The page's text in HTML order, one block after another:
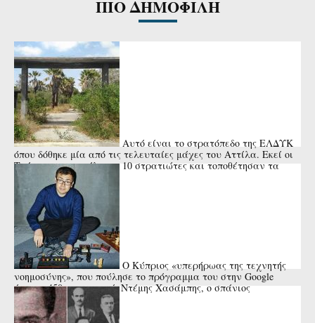
ΠΙΟ ΔΗΜΟΦΙΛΗ
Αυτό είναι το στρατόπεδο της ΕΛΔΥΚ
όπου δόθηκε μία από τις τελευταίες μάχες του Αττίλα. Εκεί οι
Τούρκοι αποκεφάλισαν 10 στρατιώτες και τοποθέτησαν τα
κεφάλια ...
Ο Κύπριος «υπερήρωας της τεχνητής
νοημοσύνης», που πούλησε το πρόγραμμα του στην Google
έναντι 450 εκατ. ευρώ. Ντέμης Χασάμπης, ο σπάνιος
επιστήμονας.